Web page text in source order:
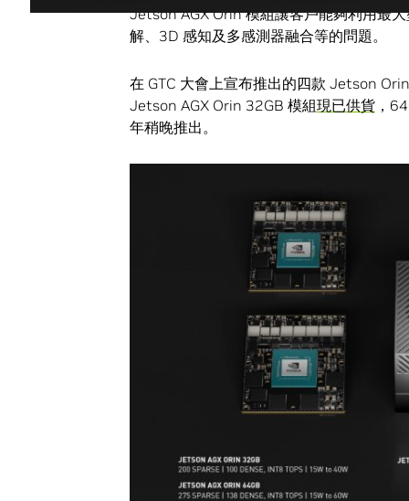
Jetson AGX Orin 模組讓客戶能夠利用最
解、3D 感知及多感測器融合等的問題。
在 GTC 大會上宣布推出的四款 Jetson
Jetson AGX Orin 32GB 模組現已供貨 ，
年稍晚推出。